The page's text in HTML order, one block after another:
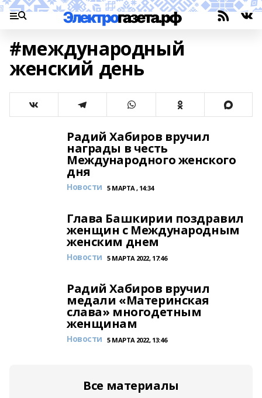
#международный
женский день
Радий Хабиров вручил
награды в честь
Международного женского
дня
Новости 5 МАРТА , 14:34
Глава Башкирии поздравил
женщин с Международным
женским днем
Новости 5 МАРТА 2022, 17:46
Радий Хабиров вручил
медали «Материнская
слава» многодетным
женщинам
Новости 5 МАРТА 2022, 13:46
Все материалы